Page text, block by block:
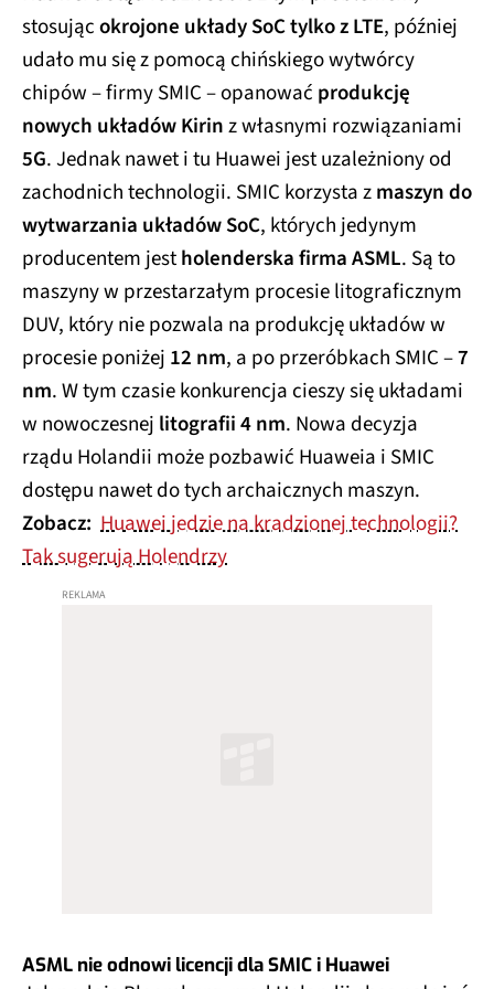
stosującokrojone układy SoC tylko z LTE, później
udało mu się z pomocą chińskiego wytwórcy
chipów – firmy SMIC – opanować produkcję
nowych układów Kirinz własnymi rozwiązaniami
5G. Jednak nawet i tu Huawei jest uzależniony od
zachodnich technologii. SMIC korzysta zmaszyn do
wytwarzania układów SoC, których jedynym
producentem jestholenderska firma ASML. Są to
maszyny w przestarzałym procesie litograficznym
DUV, który nie pozwala na produkcję układów w
procesie poniżej 12 nm, a po przeróbkach SMIC –7
nm. W tym czasie konkurencja cieszy się układami
w nowoczesnej litografii 4 nm. Nowa decyzja
rządu Holandii może pozbawić Huaweia i SMIC
dostępu nawet do tych archaicznych maszyn.
Zobacz: Huawei jedzie na kradzionej technologii?
Tak sugerują Holendrzy
ASML nie odnowi licencji dla SMIC i Huawei